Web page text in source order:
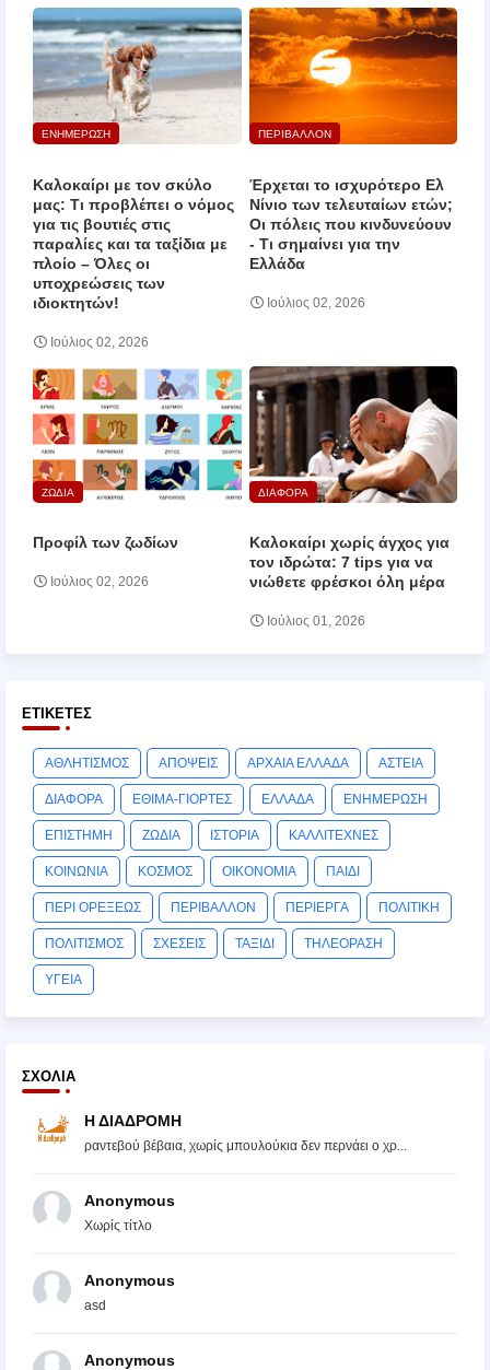
ΕΝΗΜΕΡΩΣΗ
Καλοκαίρι με τον σκύλο
μας: Τι προβλέπει ο νόμος
για τις βουτιές στις
παραλίες και τα ταξίδια με
πλοίο – Όλες οι
υποχρεώσεις των
ιδιοκτητών!
Ιούλιος 02, 2026
ΠΕΡΙΒΑΛΛΟΝ
Έρχεται το ισχυρότερο Ελ
Νίνιο των τελευταίων ετών;
Οι πόλεις που κινδυνεύουν
‑ Τι σημαίνει για την
Ελλάδα
Ιούλιος 02, 2026
ΖΩΔΙΑ
Προφίλ των ζωδίων
Ιούλιος 02, 2026
ΔΙΑΦΟΡΑ
Καλοκαίρι χωρίς άγχος για
τον ιδρώτα: 7 tips για να
νιώθετε φρέσκοι όλη μέρα
Ιούλιος 01, 2026
ΕΤΙΚΈΤΕΣ
ΑΘΛΗΤΙΣΜΟΣ ΑΠΟΨΕΙΣ ΑΡΧΑΙΑ ΕΛΛΑΔΑ ΑΣΤΕΙΑ
ΔΙΑΦΟΡΑ ΕΘΙΜΑ-ΓΙΟΡΤΕΣ ΕΛΛΑΔΑ ΕΝΗΜΕΡΩΣΗ
ΕΠΙΣΤΗΜΗ ΖΩΔΙΑ ΙΣΤΟΡΙΑ ΚΑΛΛΙΤΕΧΝΕΣ
ΚΟΙΝΩΝΙΑ ΚΟΣΜΟΣ ΟΙΚΟΝΟΜΙΑ ΠΑΙΔΙ
ΠΕΡΙ ΟΡΕΞΕΩΣ ΠΕΡΙΒΑΛΛΟΝ ΠΕΡΙΕΡΓΑ ΠΟΛΙΤΙΚΗ
ΠΟΛΙΤΙΣΜΟΣ ΣΧΕΣΕΙΣ ΤΑΞΙΔΙ ΤΗΛΕΟΡΑΣΗ
ΥΓΕΙΑ
ΣΧΌΛΙΑ
Η ΔΙΑΔΡΟΜΗ
ραντεβού βέβαια, χωρίς μπουλούκια δεν περνάει ο χρ...
Anonymous
Χωρίς τίτλο
Anonymous
asd
Anonymous